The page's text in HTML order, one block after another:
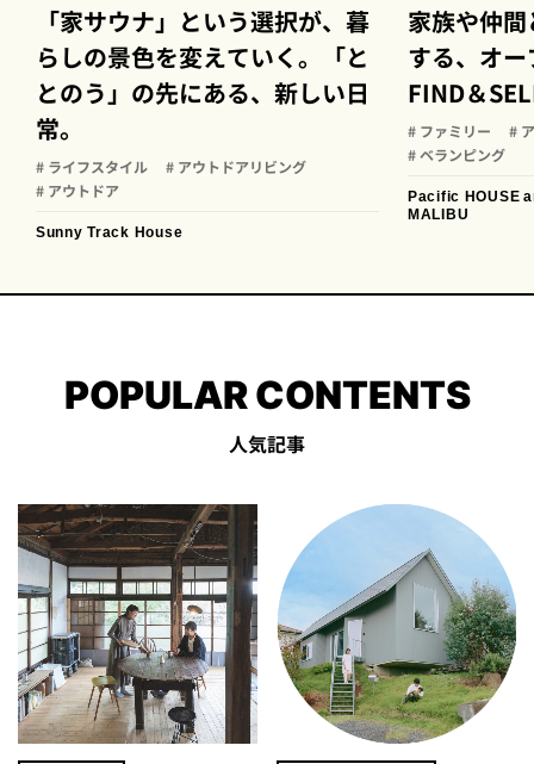
「家サウナ」と​いう​選択が、​暮
らしの​景色を​変えていく。「​と
とのう」の​先に​ある、​新しい​日
常。
# ライフスタイル
# アウトドアリビング
# アウトドア
Sunny Track House
家族や仲
する、オ
FIND＆
# ファミリー
#
# ベランピング
Pacific HOUSE
MALIBU
POPULAR CONTENTS
人気記事